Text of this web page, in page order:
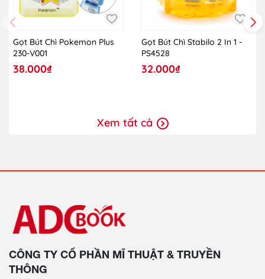
Gọt Bút Chì Pokemon Plus
230-V001
38.000₫
Gọt Bút Chì Stabilo 2 In 1 -
PS4528
32.000₫
Xem tất cả
CÔNG TY CỔ PHẦN MĨ THUẬT & TRUYỀN
THÔNG